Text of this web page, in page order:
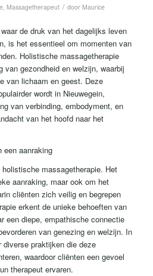
, Massagetherapeut / door Maurice
de druk van het dagelijks leven
is het essentieel om momenten van
Holistische massagetherapie
van gezondheid en welzijn, waarbij
van lichaam en geest. Deze
wordt in Nieuwegein,
van verbinding, embodyment, en
van het hoofd naar het
een aanraking
massagetherapie. Het
aanraking, maar ook om het
cliënten zich veilig en begrepen
erkent de unieke behoeften van
een diepe, empathische connectie
van genezing en welzijn. In
praktijken die deze
waardoor cliënten een gevoel
therapeut ervaren.